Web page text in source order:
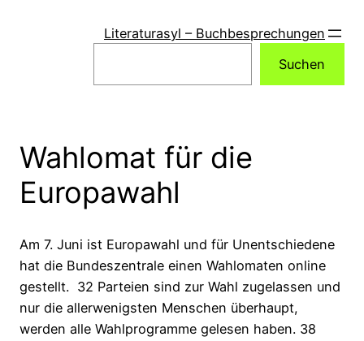
Literaturasyl – Buchbesprechungen
Suchen
Wahlomat für die
Europawahl
Am 7. Juni ist Europawahl und für Unentschiedene
hat die Bundeszentrale einen Wahlomaten online
gestellt. 32 Parteien sind zur Wahl zugelassen und
nur die allerwenigsten Menschen überhaupt,
werden alle Wahlprogramme gelesen haben. 38